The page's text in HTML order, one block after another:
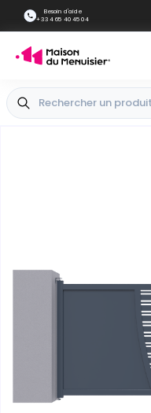
Besoin d'aide
+33 4 65 40 45 04